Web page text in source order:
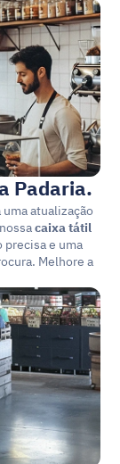
Padaria.
atualização
caixa tátil
precisa e uma
Melhore a